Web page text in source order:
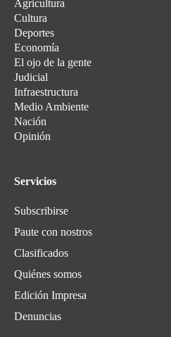
Agricultura
Cultura
Deportes
Economía
El ojo de la gente
Judicial
Infraestructura
Medio Ambiente
Nación
Opinión
Servicios
Subscribirse
Paute con nostros
Clasificados
Quiénes somos
Edición Impresa
Denuncias